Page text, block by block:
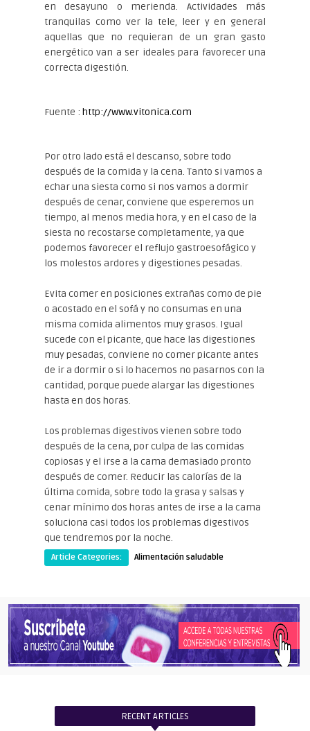
en desayuno o merienda. Actividades más
tranquilas como ver la tele, leer y en general
aquellas que no requieran de un gran gasto
energético van a ser ideales para favorecer una
correcta digestión.
Fuente : http://www.vitonica.com
Por otro lado está el descanso, sobre todo
después de la comida y la cena. Tanto si vamos a
echar una siesta como si nos vamos a dormir
después de cenar, conviene que esperemos un
tiempo, al menos media hora, y en el caso de la
siesta no recostarse completamente, ya que
podemos favorecer el reflujo gastroesofágico y
los molestos ardores y digestiones pesadas.
Evita comer en posiciones extrañas como de pie
o acostado en el sofá y no consumas en una
misma comida alimentos muy grasos. Igual
sucede con el picante, que hace las digestiones
muy pesadas, conviene no comer picante antes
de ir a dormir o si lo hacemos no pasarnos con la
cantidad, porque puede alargar las digestiones
hasta en dos horas.
Los problemas digestivos vienen sobre todo
después de la cena, por culpa de las comidas
copiosas y el irse a la cama demasiado pronto
después de comer. Reducir las calorías de la
última comida, sobre todo la grasa y salsas y
cenar mínimo dos horas antes de irse a la cama
soluciona casi todos los problemas digestivos
que tendremos por la noche.
Article Categories: Alimentación saludable
RECENT ARTICLES